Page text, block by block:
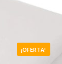
¡OFERTA!